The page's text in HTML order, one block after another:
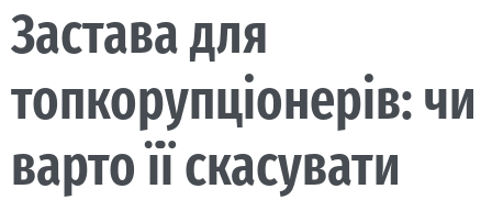
Застава для
топкорупціонерів: чи
варто її скасувати